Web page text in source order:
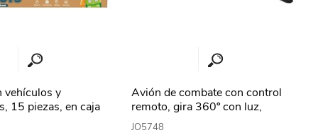
vehículos y
15 piezas, en caja
Avión de combate con control
remoto, gira 360º con luz,
3AAA, en caja
JO5748